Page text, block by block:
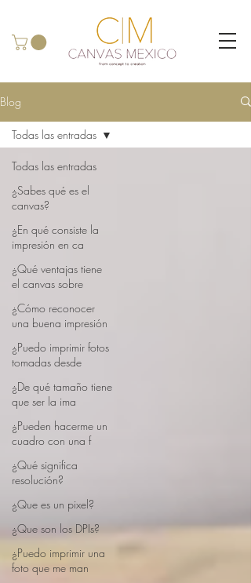
Blog
Todas las entradas
¿Sabes qué es el
canvas?
¿En qué consiste la
impresión en ca
¿Qué ventajas tiene
el canvas sobre
¿Cómo reconocer
una buena impresión
¿Puedo imprimir fotos
tomadas desde
¿De qué tamaño tiene
que ser la ima
¿Pueden hacerme un
cuadro con una f
¿Qué significa
resolución?
¿Que es un pixel?
¿Que son los DPIs?
¿Puedo imprimir una
foto que me man
Todas las entradas